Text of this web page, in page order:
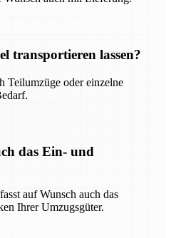
transportieren lassen?
Teilumzüge oder einzelne
das Ein- und
auf Wunsch auch das
Ihrer Umzugsgüter.